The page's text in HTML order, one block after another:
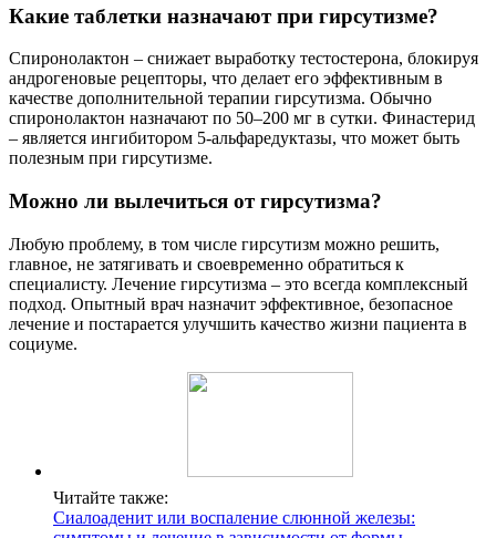
Какие таблетки назначают при гирсутизме?
Спиронолактон – снижает выработку тестостерона, блокируя
андрогеновые рецепторы, что делает его эффективным в
качестве дополнительной терапии гирсутизма. Обычно
спиронолактон назначают по 50–200 мг в сутки. Финастерид
– является ингибитором 5-альфаредуктазы, что может быть
полезным при гирсутизме.
Можно ли вылечиться от гирсутизма?
Любую проблему, в том числе гирсутизм можно решить,
главное, не затягивать и своевременно обратиться к
специалисту. Лечение гирсутизма – это всегда комплексный
подход. Опытный врач назначит эффективное, безопасное
лечение и постарается улучшить качество жизни пациента в
социуме.
Читайте также:
Сиалоаденит или воспаление слюнной железы: